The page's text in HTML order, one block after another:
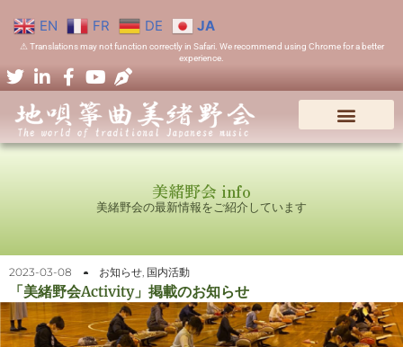
⚠ Translations may not function correctly in Safari. We recommend using Chrome for a better
experience.
美緒野会 info
美緒野会の最新情報をご紹介しています
2023-03-08 お知らせ, 国内活動
「美緒野会Activity」掲載のお知らせ
EN FR DE JA